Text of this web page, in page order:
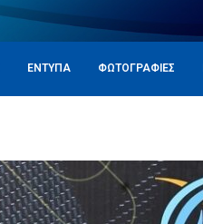
ΈΝΤΥΠΑ ΦΩΤΟΓΡΑΦΊΕΣ